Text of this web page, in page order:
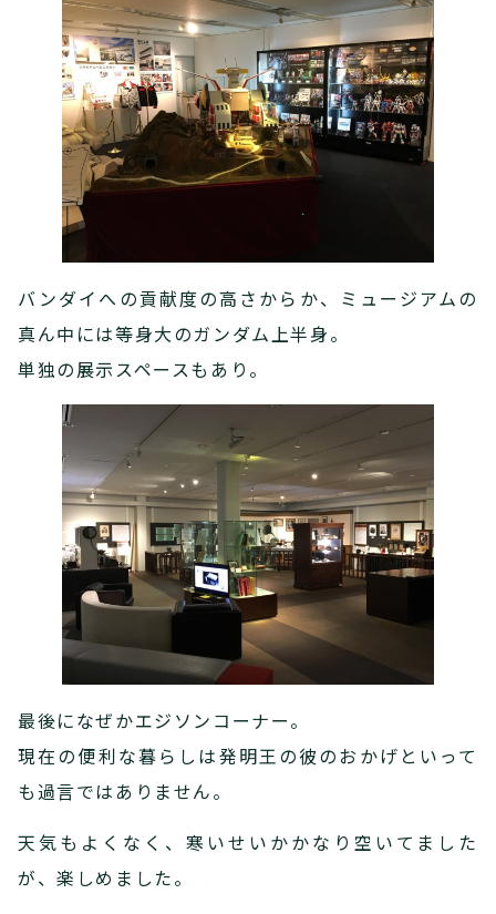
バンダイへの貢献度の高さからか、ミュージアムの
真ん中には等身大のガンダム上半身。
単独の展示スペースもあり。
最後になぜかエジソンコーナー。
現在の便利な暮らしは発明王の彼のおかげといって
も過言ではありません。
天気もよくなく、寒いせいかかなり空いてました
が、楽しめました。